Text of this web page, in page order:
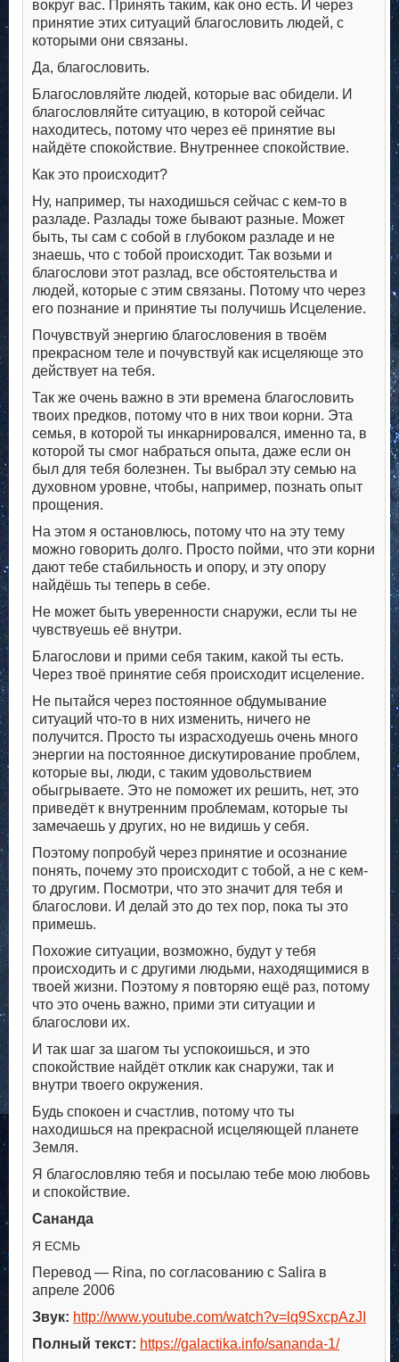
вокруг вас. Принять таким, как оно есть. И через
принятие этих ситуаций благословить людей, с
которыми они связаны.
Да, благословить.
Благословляйте людей, которые вас обидели. И
благословляйте ситуацию, в которой сейчас
находитесь, потому что через её принятие вы
найдёте спокойствие. Внутреннее спокойствие.
Как это происходит?
Ну, например, ты находишься сейчас с кем-то в
разладе. Разлады тоже бывают разные. Может
быть, ты сам с собой в глубоком разладе и не
знаешь, что с тобой происходит. Так возьми и
благослови этот разлад, все обстоятельства и
людей, которые с этим связаны. Потому что через
его познание и принятие ты получишь Исцеление.
Почувствуй энергию благословения в твоём
прекрасном теле и почувствуй как исцеляюще это
действует на тебя.
Так же очень важно в эти времена благословить
твоих предков, потому что в них твои корни. Эта
семья, в которой ты инкарнировался, именно та, в
которой ты смог набраться опыта, даже если он
был для тебя болезнен. Ты выбрал эту семью на
духовном уровне, чтобы, например, познать опыт
прощения.
На этом я остановлюсь, потому что на эту тему
можно говорить долго. Просто пойми, что эти корни
дают тебе стабильность и опору, и эту опору
найдёшь ты теперь в себе.
Не может быть уверенности снаружи, если ты не
чувствуешь её внутри.
Благослови и прими себя таким, какой ты есть.
Через твоё принятие себя происходит исцеление.
Не пытайся через постоянное обдумывание
ситуаций что-то в них изменить, ничего не
получится. Просто ты израсходуешь очень много
энергии на постоянное дискутирование проблем,
которые вы, люди, с таким удовольствием
обыгрываете. Это не поможет их решить, нет, это
приведёт к внутренним проблемам, которые ты
замечаешь у других, но не видишь у себя.
Поэтому попробуй через принятие и осознание
понять, почему это происходит с тобой, а не с кем-
то другим. Посмотри, что это значит для тебя и
благослови. И делай это до тех пор, пока ты это
примешь.
Похожие ситуации, возможно, будут у тебя
происходить и с другими людьми, находящимися в
твоей жизни. Поэтому я повторяю ещё раз, потому
что это очень важно, прими эти ситуации и
благослови их.
И так шаг за шагом ты успокоишься, и это
спокойствие найдёт отклик как снаружи, так и
внутри твоего окружения.
Будь спокоен и счастлив, потому что ты
находишься на прекрасной исцеляющей планете
Земля.
Я благословляю тебя и посылаю тебе мою любовь
и спокойствие.
Сананда
Я ЕСМЬ
Перевод — Rina, по согласованию с Salira в
апреле 2006
Звук: http://www.youtube.com/watch?v=lq9SxcpAzJI
Полный текст: https://galactika.info/sananda-1/